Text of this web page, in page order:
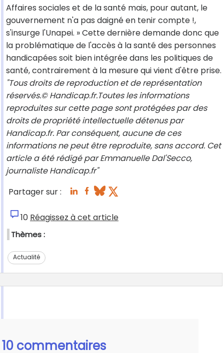
Affaires sociales et de la santé mais, pour autant, le
gouvernement n'a pas daigné en tenir compte !,
s'insurge l'Unapei. » Cette dernière demande donc que
la problématique de l'accès à la santé des personnes
handicapées soit bien intégrée dans les politiques de
santé, contrairement à la mesure qui vient d'être prise.
"Tous droits de reproduction et de représentation
réservés.© Handicap.fr.Toutes les informations
reproduites sur cette page sont protégées par des
droits de propriété intellectuelle détenus par
Handicap.fr. Par conséquent, aucune de ces
informations ne peut être reproduite, sans accord. Cet
article a été rédigé par Emmanuelle Dal'Secco,
journaliste Handicap.fr"
Partager sur :
10 Réagissez à cet article
Thèmes :
Actualité
10 commentaires